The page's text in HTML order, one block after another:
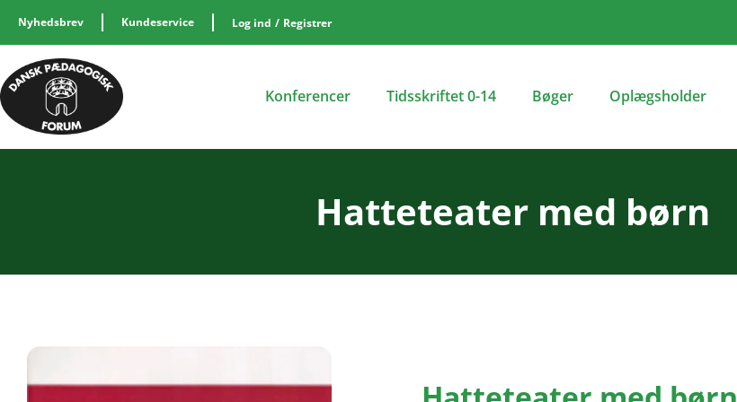
Nyhedsbrev Kundeservice Log ind / Registrer
Konferencer Tidsskriftet 0-14 Bøger Oplægsholder
Hatteteater med børn